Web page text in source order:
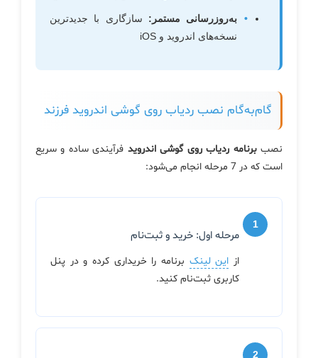
به‌روزرسانی مستمر: سازگاری با جدیدترین
نسخه‌های اندروید و iOS
گام‌به‌گام نصب ردیاب روی گوشی اندروید فرزند
نصببرنامه ردیاب روی گوشی اندروید فرآیندی ساده و سریع
است که در 7 مرحله انجام می‌شود:
مرحله اول: خرید و ثبت‌نام
از این لینک برنامه را خریداری کرده و در پنل
کاربری ثبت‌نام کنید.